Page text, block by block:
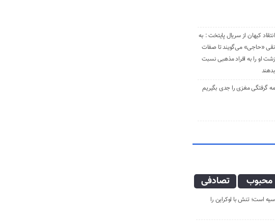
انتقاد کیهان از سریال پایتخت : به
نقی «حاجی» می‌گویند تا صفات
زشت او را به افراد مذهبی نسبت
بدهند
مه گرفتگی مغزی را جدی بگیریم
محبوب تصادفی
است؛ تنش با اوکراین را